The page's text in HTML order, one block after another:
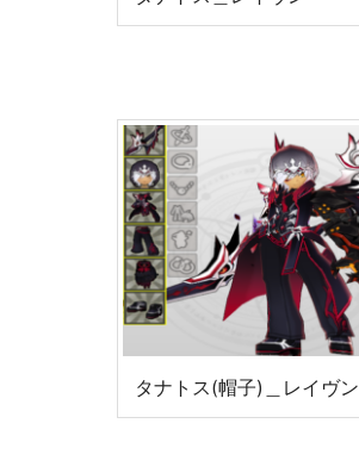
タナトス(帽子)＿レイヴン